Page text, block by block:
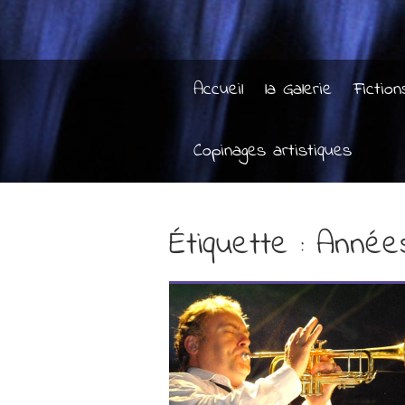
Accueil la Galerie
Copinages artistiques
Étiquette :